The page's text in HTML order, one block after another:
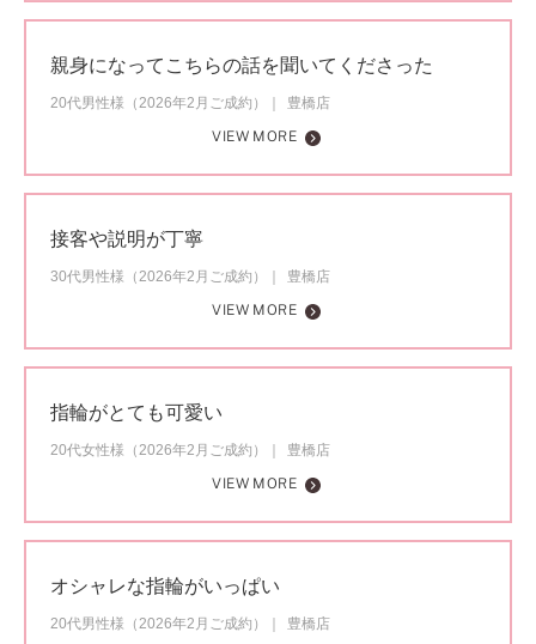
親身になってこちらの話を聞いてくださった
20代男性様（2026年2月ご成約）
豊橋店
VIEW MORE
接客や説明が丁寧
30代男性様（2026年2月ご成約）
豊橋店
VIEW MORE
指輪がとても可愛い
20代女性様（2026年2月ご成約）
豊橋店
VIEW MORE
オシャレな指輪がいっぱい
20代男性様（2026年2月ご成約）
豊橋店